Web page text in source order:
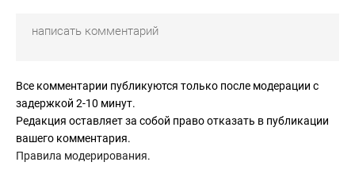
Все комментарии публикуются только после модерации с
задержкой 2-10 минут.
Редакция оставляет за собой право отказать в публикации
вашего комментария.
Правила модерирования.